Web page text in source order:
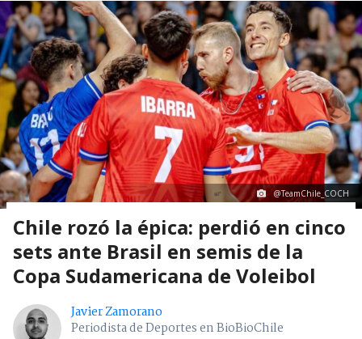
@TeamChile_COCH
Chile rozó la épica: perdió en cinco
sets ante Brasil en semis de la
Copa Sudamericana de Voleibol
Javier Zamorano
Periodista de Deportes en BioBioChile